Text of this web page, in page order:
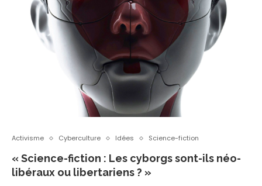
Activisme Cyberculture Idées Science-fiction
« Science-fiction : Les cyborgs sont-ils néo-
libéraux ou libertariens ? »